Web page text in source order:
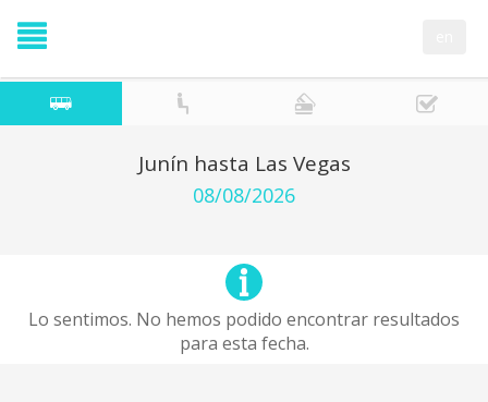
Junín hasta Las Vegas
08/08/2026
Lo sentimos. No hemos podido encontrar resultados
para esta fecha.